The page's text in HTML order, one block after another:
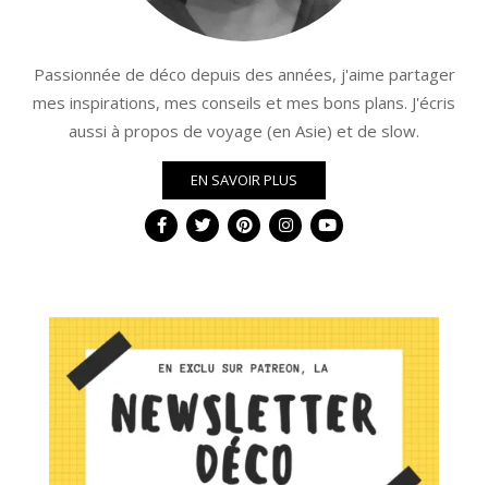
Passionnée de déco depuis des années, j'aime partager
mes inspirations, mes conseils et mes bons plans. J'écris
aussi à propos de voyage (en Asie) et de slow.
EN SAVOIR PLUS